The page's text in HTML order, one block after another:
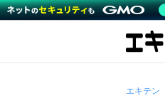
エキテン